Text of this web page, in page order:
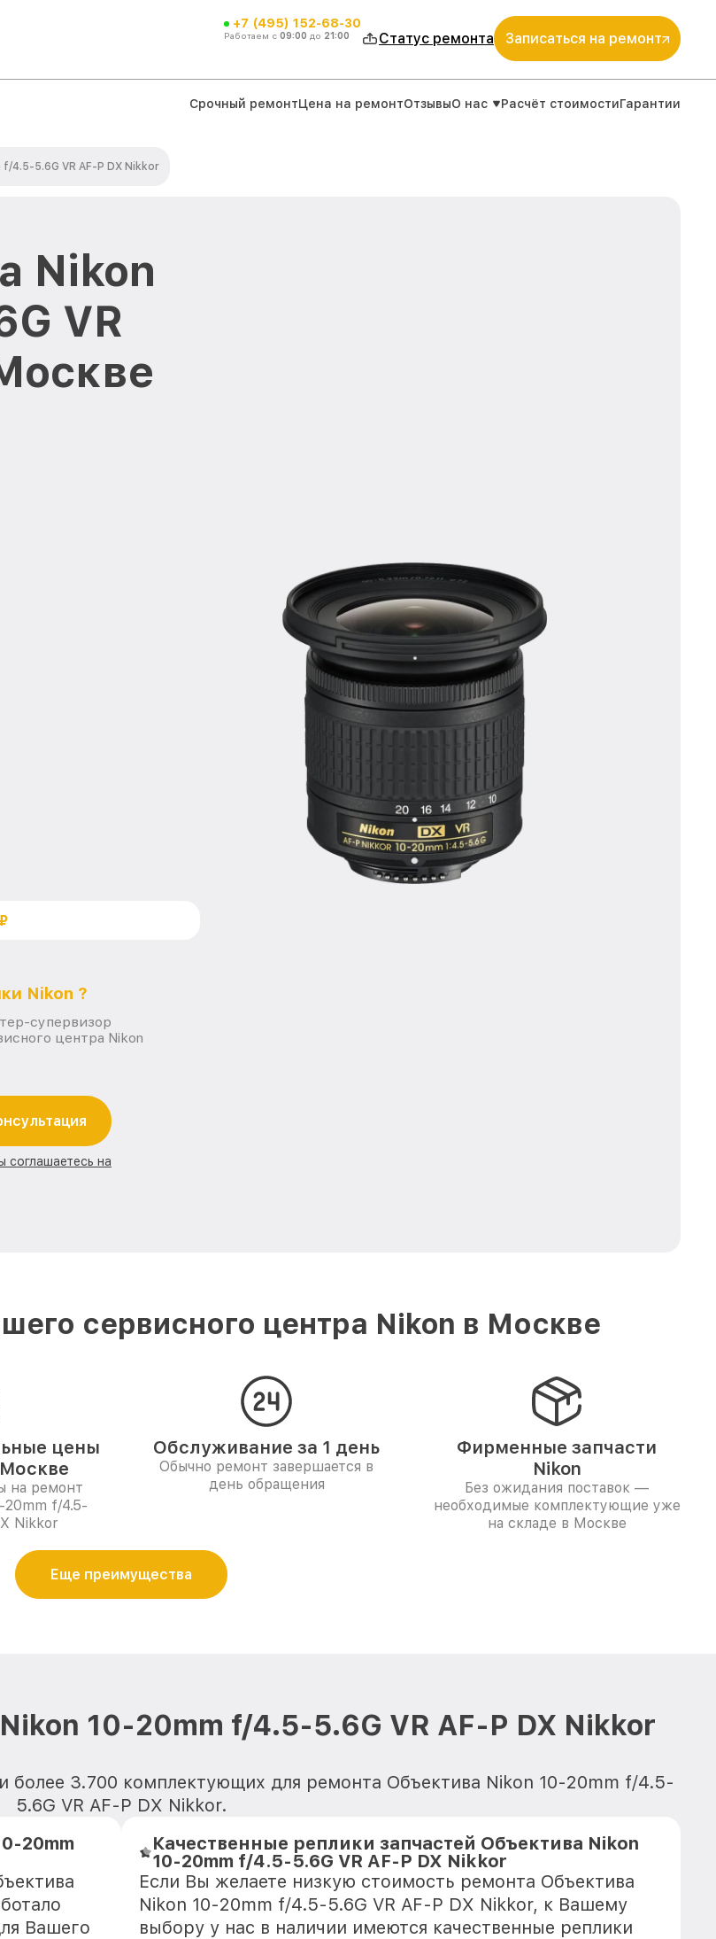
+7 (495) 152-68-30
Работаем с 09:00 до 21:00 Статус ремонта Записаться на ремонт
Срочный ремонтЦена на ремонтОтзывыО нас Расчёт стоимостиГарантии
4.5-5.6G VR AF-P DX Nikkor
Nikon
VR
Nikon ?
супервизор
центра Nikon
соглашаетесь на
сервисного центра Nikon в Москве
цены
на ремонт
20mm f/4.5-
Nikkor
Обслуживание за 1 день
Обычно ремонт завершается в
день обращения
Фирменные запчасти
Nikon
Без ожидания поставок —
необходимые комплектующие уже
на складе в Москве
Еще преимущества
10-20mm f/4.5-5.6G VR AF-P DX Nikkor
более 3.700 комплектующих для ремонта Объектива Nikon 10-20mm f/4.5-
5.6G VR AF-P DX Nikkor.
20mm
Вашего
Качественные реплики запчастей Объектива Nikon
10-20mm f/4.5-5.6G VR AF-P DX Nikkor
Если Вы желаете низкую стоимость ремонта Объектива
Nikon 10-20mm f/4.5-5.6G VR AF-P DX Nikkor, к Вашему
выбору у нас в наличии имеются качественные реплики